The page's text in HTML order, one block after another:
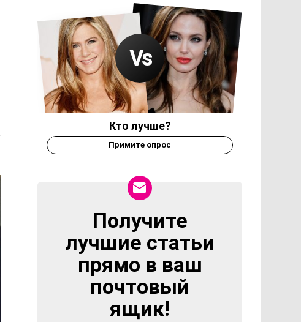
Кто лучше?
Примите опрос
NEWSLETTER
Получите
лучшие статьи
прямо в ваш
почтовый
ящик!